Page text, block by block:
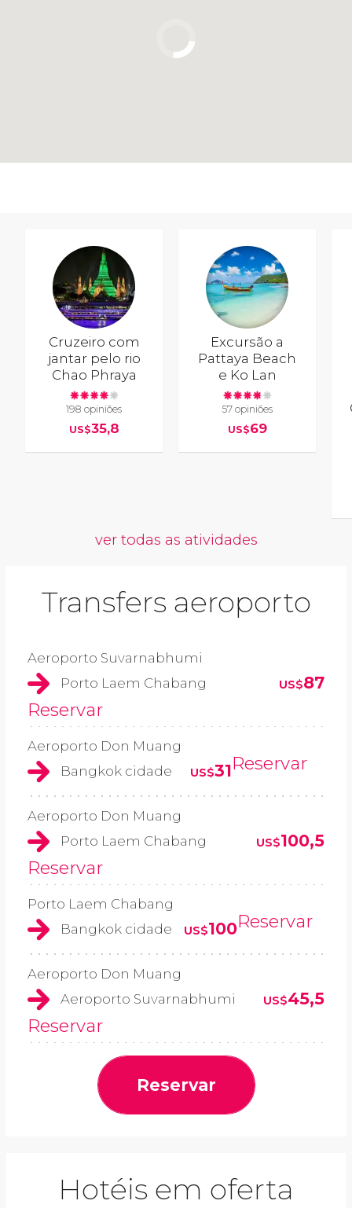
Cruzeiro com
jantar pelo rio
Chao Phraya
198 opiniões
US$35,8
Excursão a
Pattaya Beach
e Ko Lan
57 opiniões
US$69
ver todas as atividades
Transfers aeroporto
Aeroporto Suvarnabhumi
Porto Laem Chabang
US$87
Reservar
Aeroporto Don Muang
Bangkok cidade
US$31Reservar
Aeroporto Don Muang
Porto Laem Chabang
US$100,5
Reservar
Porto Laem Chabang
Bangkok cidade
US$100Reservar
Aeroporto Don Muang
Aeroporto Suvarnabhumi
US$45,5
Reservar
Reservar
Hotéis em oferta